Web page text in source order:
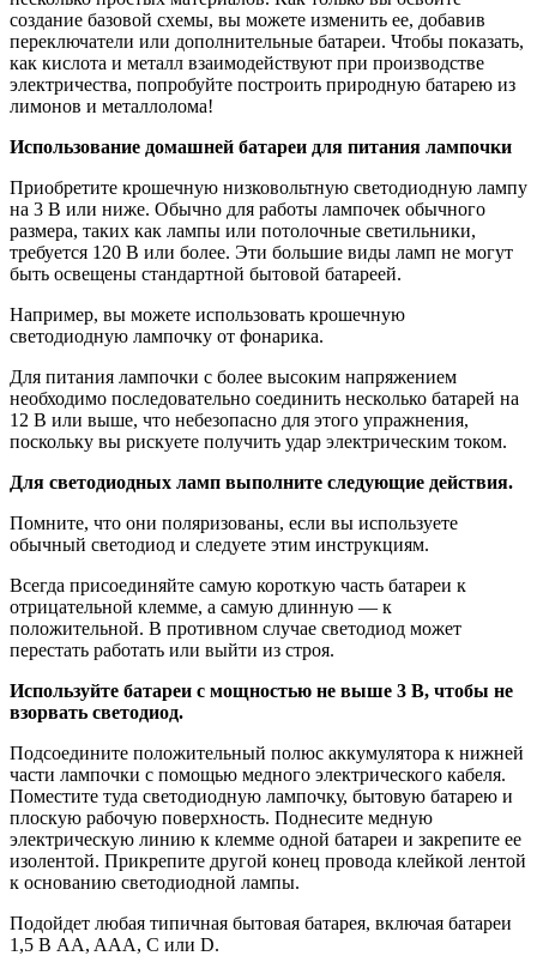
создание базовой схемы, вы можете изменить ее, добавив
переключатели или дополнительные батареи. Чтобы показать,
как кислота и металл взаимодействуют при производстве
электричества, попробуйте построить природную батарею из
лимонов и металлолома!
Использование домашней батареи для питания лампочки
Приобретите крошечную низковольтную светодиодную лампу
на 3 В или ниже. Обычно для работы лампочек обычного
размера, таких как лампы или потолочные светильники,
требуется 120 В или более. Эти большие виды ламп не могут
быть освещены стандартной бытовой батареей.
Например, вы можете использовать крошечную
светодиодную лампочку от фонарика.
Для питания лампочки с более высоким напряжением
необходимо последовательно соединить несколько батарей на
12 В или выше, что небезопасно для этого упражнения,
поскольку вы рискуете получить удар электрическим током.
Для светодиодных ламп выполните следующие действия.
Помните, что они поляризованы, если вы используете
обычный светодиод и следуете этим инструкциям.
Всегда присоединяйте самую короткую часть батареи к
отрицательной клемме, а самую длинную — к
положительной. В противном случае светодиод может
перестать работать или выйти из строя.
Используйте батареи с мощностью не выше 3 В, чтобы не
взорвать светодиод.
Подсоедините положительный полюс аккумулятора к нижней
части лампочки с помощью медного электрического кабеля.
Поместите туда светодиодную лампочку, бытовую батарею и
плоскую рабочую поверхность. Поднесите медную
электрическую линию к клемме одной батареи и закрепите ее
изолентой. Прикрепите другой конец провода клейкой лентой
к основанию светодиодной лампы.
Подойдет любая типичная бытовая батарея, включая батареи
1,5 В AA, AAA, C или D.